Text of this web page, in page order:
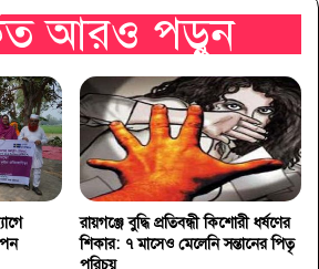
আরও পড়ুন
রায়গঞ্জে বুদ্ধি প্রতিবন্ধী কিশোরী ধর্ষণের
শিকার: ৭ মাসেও মেলেনি সন্তানের পিতৃ
পরিচয়